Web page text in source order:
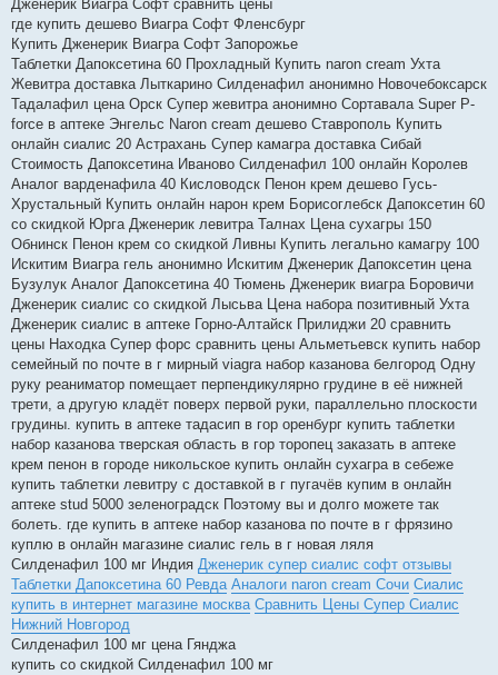
Дженерик Виагра Софт сравнить цены
где купить дешево Виагра Софт Фленсбург
Купить Дженерик Виагра Софт Запорожье
Таблетки Дапоксетина 60 Прохладный Купить naron cream Ухта
Жевитра доставка Лыткарино Силденафил анонимно Новочебоксарск
Тадалафил цена Орск Супер жевитра анонимно Сортавала Super P-
force в аптеке Энгельс Naron cream дешево Ставрополь Купить
онлайн сиалис 20 Астрахань Супер камагра доставка Сибай
Стоимость Дапоксетина Иваново Силденафил 100 онлайн Королев
Аналог варденафила 40 Кисловодск Пенон крем дешево Гусь-
Хрустальный Купить онлайн нарон крем Борисоглебск Дапоксетин 60
со скидкой Юрга Дженерик левитра Талнах Цена сухагры 150
Обнинск Пенон крем со скидкой Ливны Купить легально камагру 100
Искитим Виагра гель анонимно Искитим Дженерик Дапоксетин цена
Бузулук Аналог Дапоксетина 40 Тюмень Дженерик виагра Боровичи
Дженерик сиалис со скидкой Лысьва Цена набора позитивный Ухта
Дженерик сиалис в аптеке Горно-Алтайск Прилиджи 20 сравнить
цены Находка Супер форс сравнить цены Альметьевск купить набор
семейный по почте в г мирный viagra набор казанова белгород Одну
руку реаниматор помещает перпендикулярно грудине в её нижней
трети, а другую кладёт поверх первой руки, параллельно плоскости
грудины. купить в аптеке тадасип в гор оренбург купить таблетки
набор казанова тверская область в гор торопец заказать в аптеке
крем пенон в городе никольское купить онлайн сухагра в себеже
купить таблетки левитру с доставкой в г пугачёв купим в онлайн
аптеке stud 5000 зеленоградск Поэтому вы и долго можете так
болеть. где купить в аптеке набор казанова по почте в г фрязино
куплю в онлайн магазине сиалис гель в г новая ляля
Силденафил 100 мг Индия Дженерик супер сиалис софт отзывы
Таблетки Дапоксетина 60 Ревда Аналоги naron cream Сочи Сиалис
купить в интернет магазине москва Сравнить Цены Супер Сиалис
Нижний Новгород
Силденафил 100 мг цена Гянджа
купить со скидкой Силденафил 100 мг